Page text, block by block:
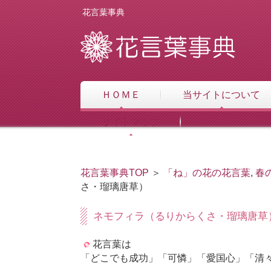
花言葉事典
ＨＯＭＥ 当サイトについて
サイトマップ
花言葉事典TOP ＞ 「ね」の花の花言葉, 春
さ・瑠璃唐草）
ネモフィラ（るりからくさ・瑠璃唐草
花言葉は
「どこでも成功」「可憐」「愛国心」「